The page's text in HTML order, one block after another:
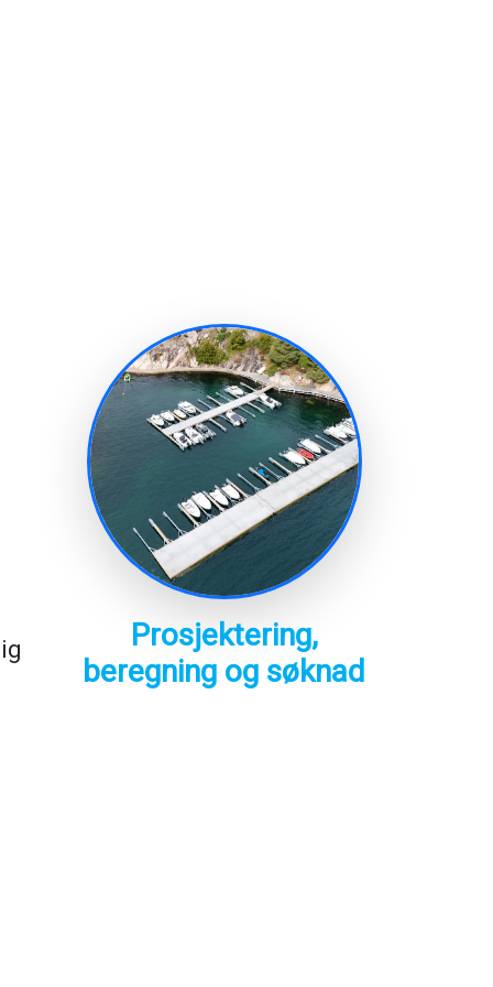
Prosjektering,
beregning og søknad